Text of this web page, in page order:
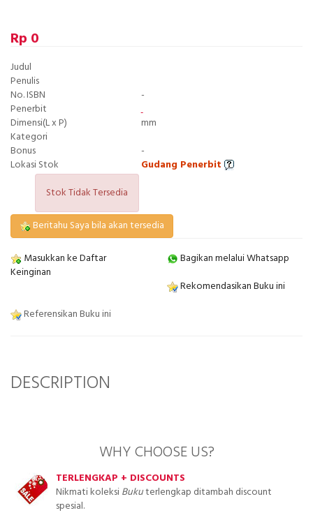
Rp 0
Judul
Penulis
No. ISBN
-
Penerbit
Dimensi(L x P)
mm
Kategori
Bonus
-
Lokasi Stok
Gudang Penerbit
Stok Tidak Tersedia
Beritahu Saya bila akan tersedia
Masukkan ke Daftar
Keinginan
Bagikan melalui Whatsapp
Rekomendasikan Buku ini
Referensikan Buku ini
DESCRIPTION
WHY CHOOSE US?
TERLENGKAP + DISCOUNTS
Nikmati koleksiBukuterlengkap ditambah discount
spesial.